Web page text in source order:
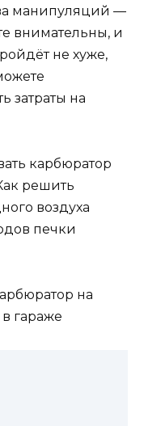
манипуляций —
внимательны, и
не хуже,
затраты на
на
гараже